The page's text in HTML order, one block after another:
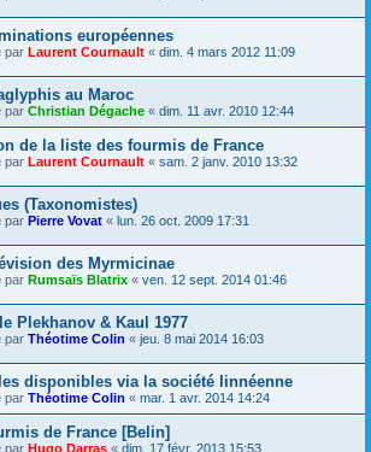
européennes
par Laurent Cournault « dim. 4 mars 2012 11:09
au Maroc
par Christian Dégache « dim. 11 avr. 2010 12:44
de la liste des fourmis de France
par Laurent Cournault « sam. 2 janv. 2010 13:32
(Taxonomistes)
par Pierre Vovat « lun. 26 oct. 2009 17:31
des Myrmicinae
par Rumsaïs Blatrix « ven. 12 sept. 2014 01:46
Plekhanov & Kaul 1977
par Théotime Colin « jeu. 8 mai 2014 16:03
disponibles via la société linnéenne
par Théotime Colin « mar. 1 avr. 2014 14:24
de France [Belin]
par Hugo Darras « dim. 17 févr. 2013 15:53